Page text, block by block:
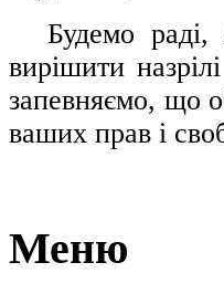
Будемо
вирішити
запевняємо, що
ваших прав і
Меню